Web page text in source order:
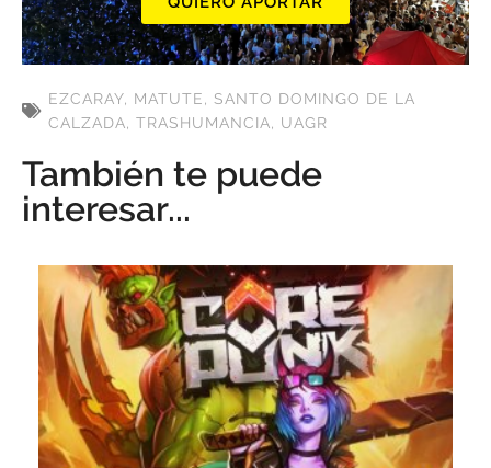
EZCARAY, MATUTE, SANTO DOMINGO DE LA
CALZADA, TRASHUMANCIA, UAGR
También te puede
interesar...